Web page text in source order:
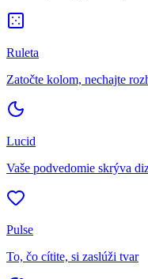
Ruleta
Zatočte kolom, nechajte
Lucid
Vaše podvedomie skrýva
Pulse
To, čo cítite, si zaslúži tvar